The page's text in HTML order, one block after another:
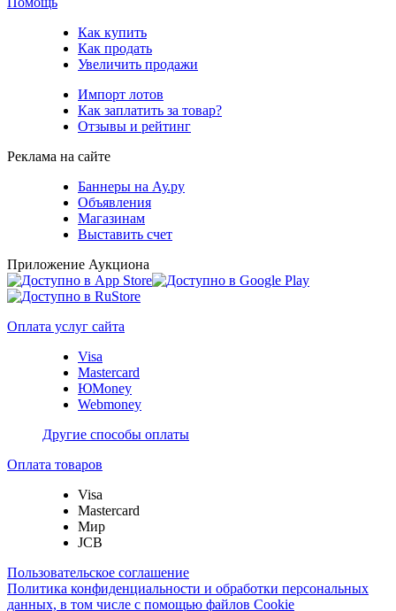
Как купить
Как продать
Увеличить продажи
Импорт лотов
Как заплатить за товар?
Отзывы и рейтинг
Реклама на сайте
Баннеры на Ау.ру
Объявления
Магазинам
Выставить счет
Приложение Аукциона
Оплата услуг сайта
Visa
Mastercard
ЮMoney
Webmoney
Другие способы оплаты
Оплата товаров
Visa
Mastercard
Мир
JCB
Пользовательское соглашение
Политика конфиденциальности и обработки персональных
данных, в том числе с помощью файлов Cookie